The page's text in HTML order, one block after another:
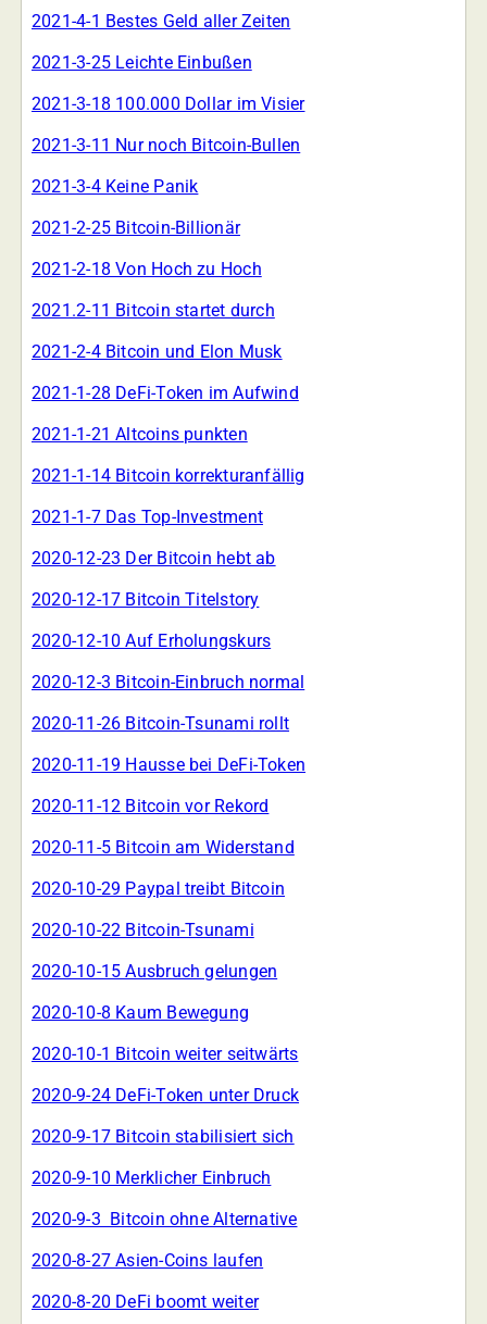
2021-4-1 Bestes Geld aller Zeiten
2021-3-25 Leichte Einbußen
2021-3-18 100.000 Dollar im Visier
2021-3-11 Nur noch Bitcoin-Bullen
2021-3-4 Keine Panik
2021-2-25 Bitcoin-Billionär
2021-2-18 Von Hoch zu Hoch
2021.2-11 Bitcoin startet durch
2021-2-4 Bitcoin und Elon Musk
2021-1-28 DeFi-Token im Aufwind
2021-1-21 Altcoins punkten
2021-1-14 Bitcoin korrekturanfällig
2021-1-7 Das Top-Investment
2020-12-23 Der Bitcoin hebt ab
2020-12-17 Bitcoin Titelstory
2020-12-10 Auf Erholungskurs
2020-12-3 Bitcoin-Einbruch normal
2020-11-26 Bitcoin-Tsunami rollt
2020-11-19 Hausse bei DeFi-Token
2020-11-12 Bitcoin vor Rekord
2020-11-5 Bitcoin am Widerstand
2020-10-29 Paypal treibt Bitcoin
2020-10-22 Bitcoin-Tsunami
2020-10-15 Ausbruch gelungen
2020-10-8 Kaum Bewegung
2020-10-1 Bitcoin weiter seitwärts
2020-9-24 DeFi-Token unter Druck
2020-9-17 Bitcoin stabilisiert sich
2020-9-10 Merklicher Einbruch
2020-9-3 Bitcoin ohne Alternative
2020-8-27 Asien-Coins laufen
2020-8-20 DeFi boomt weiter